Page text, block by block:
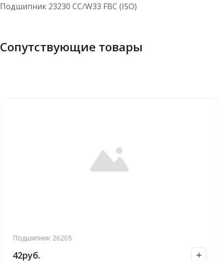
Подшипник 23230 CC/W33 FBC (ISO)
Сопутствующие товары
Подшипник 26205
42руб.